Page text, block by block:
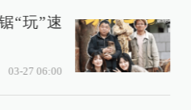
“玩”速
03-27 06:00